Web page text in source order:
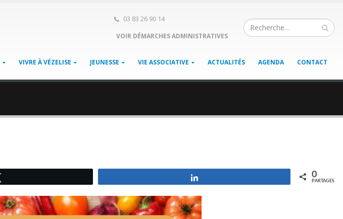
03 83 26 90 14
VOIR DÉMARCHES ADMINISTRATIVES
VIVRE À VÉZELISE JEUNESSE VIE ASSOCIATIVE ACTUALITÉS AGENDA CONTACT
0
PARTAGES